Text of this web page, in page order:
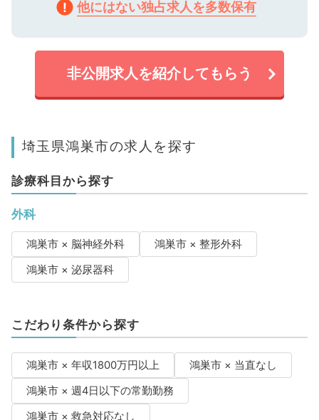
他にはない独占求人を多数保有
非公開求人を紹介してもらう
埼玉県鴻巣市の求人を探す
診療科目から探す
外科
鴻巣市 × 脳神経外科
鴻巣市 × 整形外科
鴻巣市 × 泌尿器科
こだわり条件から探す
鴻巣市 × 年収1800万円以上
鴻巣市 × 当直なし
鴻巣市 × 週4日以下の常勤勤務
鴻巣市 × 救急対応なし